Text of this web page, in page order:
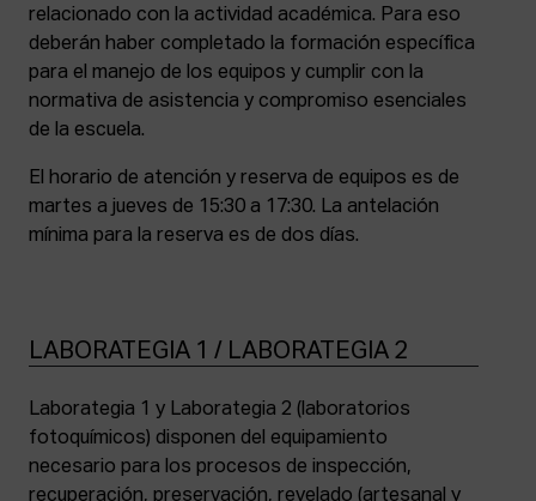
relacionado con la actividad académica. Para eso
deberán haber completado la formación específica
para el manejo de los equipos y cumplir con la
normativa de asistencia y compromiso esenciales
de la escuela.
El horario de atención y reserva de equipos es de
martes a jueves de 15:30 a 17:30. La antelación
mínima para la reserva es de dos días.
LABORATEGIA 1 / LABORATEGIA 2
Laborategia 1 y Laborategia 2 (laboratorios
fotoquímicos) disponen del equipamiento
necesario para los procesos de inspección,
recuperación, preservación, revelado (artesanal y